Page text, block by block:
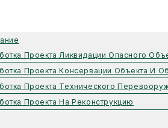
Проекта Ликвидации Опасного
Проекта Консервации Объекта И
Проекта Технического
Проекта На Реконструкцию